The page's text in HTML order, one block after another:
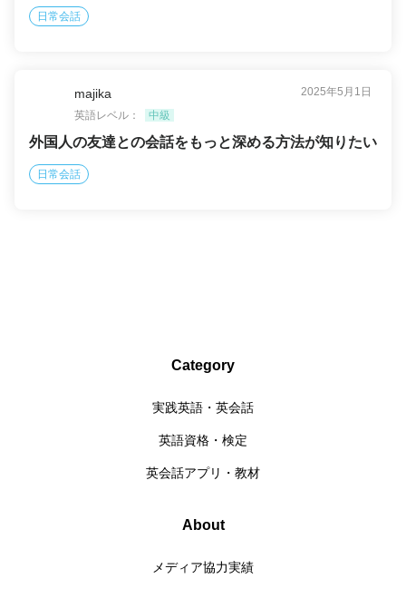
日常会話
majika
2025年5月1日
英語レベル：
中級
外国人の友達との会話をもっと深める方法が知りたい
日常会話
Category
実践英語・英会話
英語資格・検定
英会話アプリ・教材
About
メディア協力実績